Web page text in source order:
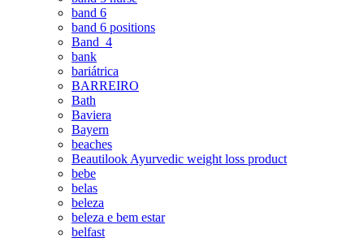
band 6
band 6 positions
Band_4
bank
bariátrica
BARREIRO
Bath
Baviera
Bayern
beaches
Beautilook Ayurvedic weight loss product
bebe
belas
beleza
beleza e bem estar
belfast